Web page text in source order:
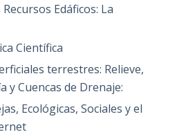
Edáficos: La
Científica
terrestres: Relieve,
y Cuencas de Drenaje:
Ecológicas, Sociales y el